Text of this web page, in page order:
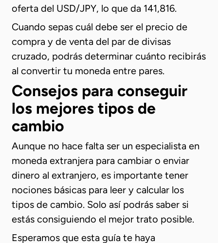
oferta del USD/JPY, lo que da 141,816.
Cuando sepas cuál debe ser el precio de
compra y de venta del par de divisas
cruzado, podrás determinar cuánto recibirás
al convertir tu moneda entre pares.
Consejos para conseguir
los mejores tipos de
cambio
Aunque no hace falta ser un especialista en
moneda extranjera para cambiar o enviar
dinero al extranjero, es importante tener
nociones básicas para leer y calcular los
tipos de cambio. Solo así podrás saber si
estás consiguiendo el mejor trato posible.
Esperamos que esta guía te haya